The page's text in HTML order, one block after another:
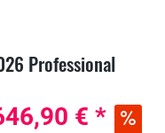
Professional
€ *